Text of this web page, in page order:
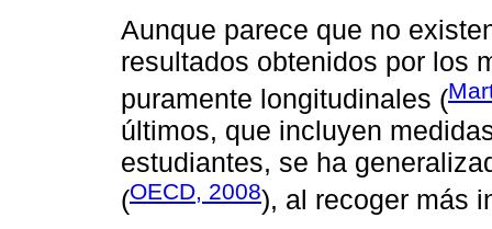
Aunque parece que no
resultados obtenidos por los
puramente longitudinales (
últimos, que incluyen
estudiantes, se ha
(OECD, 2008), al recoger más